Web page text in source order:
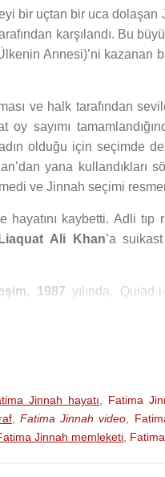
bir uçtan bir uca dolaşan
karşılandı. Bu
Annesi)’ni kazanan
ve halk tarafından
sayımı
olduğu için seçimde
yana kullandıkları
ve Jinnah seçimi
hayatını kaybetti. Adli
Liaquat Ali Khan’a
, 1987 yılında,
Jinnah hayatı Fatima
,Fatima Jinnah video
Jinnah memleketi